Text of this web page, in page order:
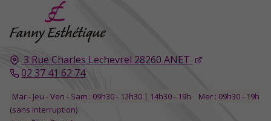
3 Rue Charles Lechevrel 28260 ANET
02 37 41 62 74
Mar - Jeu - Ven - Sam : 09h30 - 12h30 | 14h30 - 19h
Mer : 09h30 - 19h
(sans interruption)